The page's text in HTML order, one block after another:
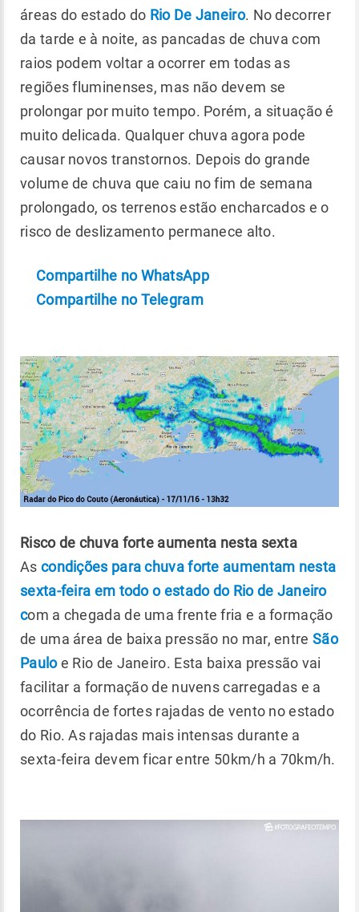
áreas do estado do Rio De Janeiro. No decorrer
da tarde e à noite, as pancadas de chuva com
raios podem voltar a ocorrer em todas as
regiões fluminenses, mas não devem se
prolongar por muito tempo. Porém, a situação é
muito delicada. Qualquer chuva agora pode
causar novos transtornos. Depois do grande
volume de chuva que caiu no fim de semana
prolongado, os terrenos estão encharcados e o
risco de deslizamento permanece alto.
Compartilhe no WhatsApp
Compartilhe no Telegram
Risco de chuva forte aumenta nesta sexta
As condições para chuva forte aumentam nesta
sexta-feira em todo o estado do Rio de Janeiro
com a chegada de uma frente fria e a formação
de uma área de baixa pressão no mar, entre São
Pauloe Rio de Janeiro. Esta baixa pressão vai
facilitar a formação de nuvens carregadas e a
ocorrência de fortes rajadas de vento no estado
do Rio. As rajadas mais intensas durante a
sexta-feira devem ficar entre 50km/h a 70km/h.